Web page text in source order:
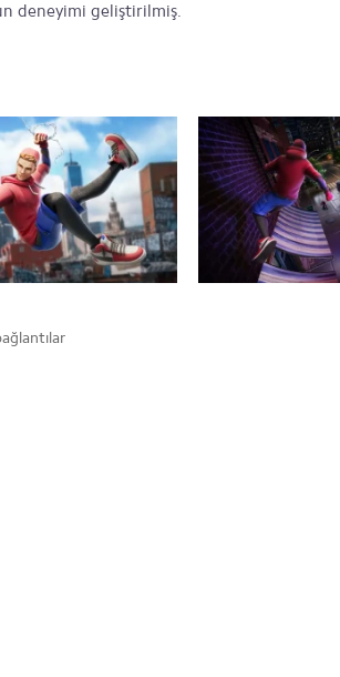
deneyimi geliştirilmiş.